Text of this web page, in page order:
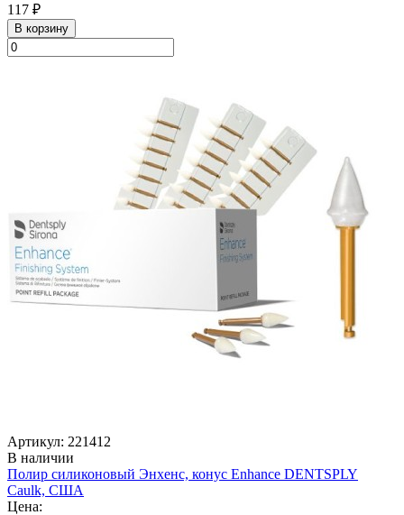
117 ₽
В корзину
Артикул: 221412
В наличии
Полир силиконовый Энхенс, конус Enhance DENTSPLY
Caulk, США
Цена: